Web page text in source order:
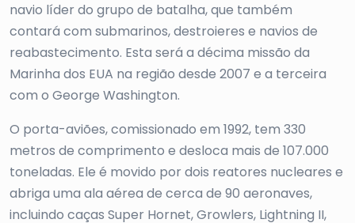
navio líder do grupo de batalha, que também
contará com submarinos, destroieres e navios de
reabastecimento. Esta será a décima missão da
Marinha dos EUA na região desde 2007 e a terceira
com o George Washington.
O porta-aviões, comissionado em 1992, tem 330
metros de comprimento e desloca mais de 107.000
toneladas. Ele é movido por dois reatores nucleares e
abriga uma ala aérea de cerca de 90 aeronaves,
incluindo caças Super Hornet, Growlers, Lightning II,